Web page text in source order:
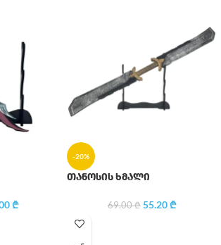
₾
-20%
თანოსის ხმალი
69.00₾ 55.20₾